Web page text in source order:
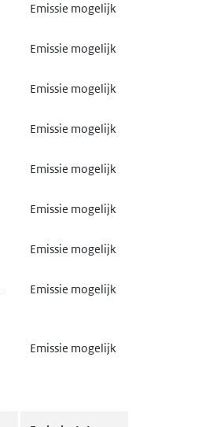
Emissie mogelijk
Emissie mogelijk
Emissie mogelijk
Emissie mogelijk
Emissie mogelijk
Emissie mogelijk
Emissie mogelijk
Emissie mogelijk
Emissie mogelijk